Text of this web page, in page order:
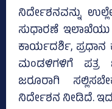
ನಿರ್ದೇಶನವನ್ನು
ಸುಧಾರಣೆ ಇಲಾಖೆಯು
ಕಾರ್ಯದರ್ಶಿ,
ಮಂಡಳಿಗಳಿಗೆ ಪತ್ರ
ಜರೂರಾಗಿ
ನಿರ್ದೇಶನ ನೀಡಿದೆ.